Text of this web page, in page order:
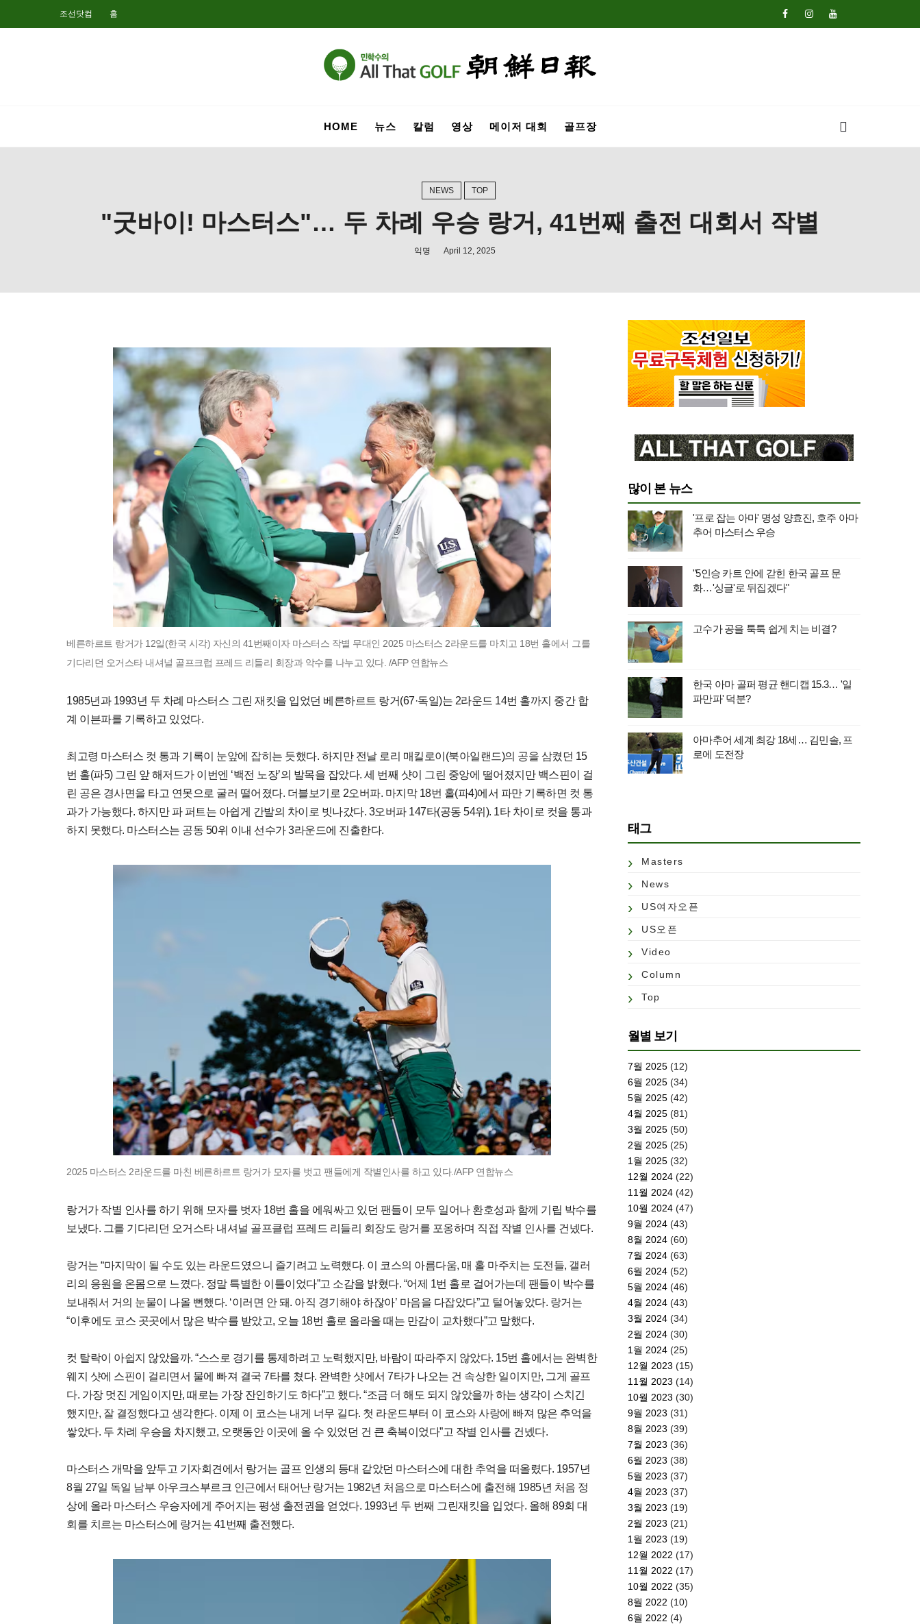
조선닷컴 홈
HOME 뉴스 칼럼 영상 메이저 대회 골프장
NEWS TOP
"굿바이! 마스터스"… 두 차례 우승 랑거, 41번째 출전 대회서 작별
익명 April 12, 2025
베른하르트 랑거가 12일(한국 시각) 자신의 41번째이자 마스터스 작별 무대인 2025 마스터스 2라운드를 마치고 18번 홀에서 그를
기다리던 오거스타 내셔널 골프크럽 프레드 리들리 회장과 악수를 나누고 있다. /AFP 연합뉴스
1985년과 1993년 두 차례 마스터스 그린 재킷을 입었던 베른하르트 랑거(67·독일)는 2라운드 14번 홀까지 중간 합
계 이븐파를 기록하고 있었다.
최고령 마스터스 컷 통과 기록이 눈앞에 잡히는 듯했다. 하지만 전날 로리 매킬로이(북아일랜드)의 공을 삼켰던 15
번 홀(파5) 그린 앞 해저드가 이번엔 ‘백전 노장’의 발목을 잡았다. 세 번째 샷이 그린 중앙에 떨어졌지만 백스핀이 걸
린 공은 경사면을 타고 연못으로 굴러 떨어졌다. 더블보기로 2오버파. 마지막 18번 홀(파4)에서 파만 기록하면 컷 통
과가 가능했다. 하지만 파 퍼트는 아쉽게 간발의 차이로 빗나갔다. 3오버파 147타(공동 54위). 1타 차이로 컷을 통과
하지 못했다. 마스터스는 공동 50위 이내 선수가 3라운드에 진출한다.
2025 마스터스 2라운드를 마친 베른하르트 랑거가 모자를 벗고 팬들에게 작별인사를 하고 있다./AFP 연합뉴스
랑거가 작별 인사를 하기 위해 모자를 벗자 18번 홀을 에워싸고 있던 팬들이 모두 일어나 환호성과 함께 기립 박수를
보냈다. 그를 기다리던 오거스타 내셔널 골프클럽 프레드 리들리 회장도 랑거를 포옹하며 직접 작별 인사를 건넸다.
랑거는 “마지막이 될 수도 있는 라운드였으니 즐기려고 노력했다. 이 코스의 아름다움, 매 홀 마주치는 도전들, 갤러
리의 응원을 온몸으로 느꼈다. 정말 특별한 이틀이었다”고 소감을 밝혔다. “어제 1번 홀로 걸어가는데 팬들이 박수를
보내줘서 거의 눈물이 나올 뻔했다. ‘이러면 안 돼. 아직 경기해야 하잖아’ 마음을 다잡았다”고 털어놓았다. 랑거는
“이후에도 코스 곳곳에서 많은 박수를 받았고, 오늘 18번 홀로 올라올 때는 만감이 교차했다”고 말했다.
컷 탈락이 아쉽지 않았을까. “스스로 경기를 통제하려고 노력했지만, 바람이 따라주지 않았다. 15번 홀에서는 완벽한
웨지 샷에 스핀이 걸리면서 물에 빠져 결국 7타를 쳤다. 완벽한 샷에서 7타가 나오는 건 속상한 일이지만, 그게 골프
다. 가장 멋진 게임이지만, 때로는 가장 잔인하기도 하다”고 했다. “조금 더 해도 되지 않았을까 하는 생각이 스치긴
했지만, 잘 결정했다고 생각한다. 이제 이 코스는 내게 너무 길다. 첫 라운드부터 이 코스와 사랑에 빠져 많은 추억을
쌓았다. 두 차례 우승을 차지했고, 오랫동안 이곳에 올 수 있었던 건 큰 축복이었다”고 작별 인사를 건넸다.
마스터스 개막을 앞두고 기자회견에서 랑거는 골프 인생의 등대 같았던 마스터스에 대한 추억을 떠올렸다. 1957년
8월 27일 독일 남부 아우크스부르크 인근에서 태어난 랑거는 1982년 처음으로 마스터스에 출전해 1985년 처음 정
상에 올라 마스터스 우승자에게 주어지는 평생 출전권을 얻었다. 1993년 두 번째 그린재킷을 입었다. 올해 89회 대
회를 치르는 마스터스에 랑거는 41번째 출전했다.
많이 본 뉴스
'프로 잡는 아마' 명성 양효진, 호주 아마
추어 마스터스 우승
"5인승 카트 안에 갇힌 한국 골프 문
화…'싱글'로 뒤집겠다"
고수가 공을 툭툭 쉽게 치는 비결?
한국 아마 골퍼 평균 핸디캡 15.3… '일
파만파' 덕분?
아마추어 세계 최강 18세… 김민솔, 프
로에 도전장
태그
Masters
News
US여자오픈
US오픈
Video
Column
Top
월별 보기
7월 2025 (12)
6월 2025 (34)
5월 2025 (42)
4월 2025 (81)
3월 2025 (50)
2월 2025 (25)
1월 2025 (32)
12월 2024 (22)
11월 2024 (42)
10월 2024 (47)
9월 2024 (43)
8월 2024 (60)
7월 2024 (63)
6월 2024 (52)
5월 2024 (46)
4월 2024 (43)
3월 2024 (34)
2월 2024 (30)
1월 2024 (25)
12월 2023 (15)
11월 2023 (14)
10월 2023 (30)
9월 2023 (31)
8월 2023 (39)
7월 2023 (36)
6월 2023 (38)
5월 2023 (37)
4월 2023 (37)
3월 2023 (19)
2월 2023 (21)
1월 2023 (19)
12월 2022 (17)
11월 2022 (17)
10월 2022 (35)
8월 2022 (10)
6월 2022 (4)